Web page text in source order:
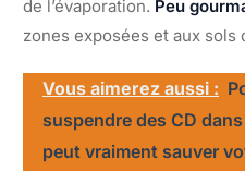
de l’évaporation. Peu
zones exposées et aux sols
Vous aimerez aussi :
suspendre des CD
peut vraiment sauver